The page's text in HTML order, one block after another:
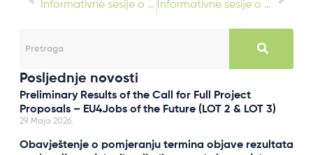
Posljednje novosti
Preliminary Results of the Call for Full Project
Proposals – EU4Jobs of the Future (LOT 2 & LOT 3)
29. Maja 2026.
Obavještenje o pomjeranju termina objave rezultata
Informativne sesije o Javnom pozivu projekta EUzaPosloveBudućnosti održane u Doboju i Banja Luci Informativne sesije o Javnom pozivu projekta EUzaPosloveBudućnosti održane na Palama, u Doboju i Banjoj Luci